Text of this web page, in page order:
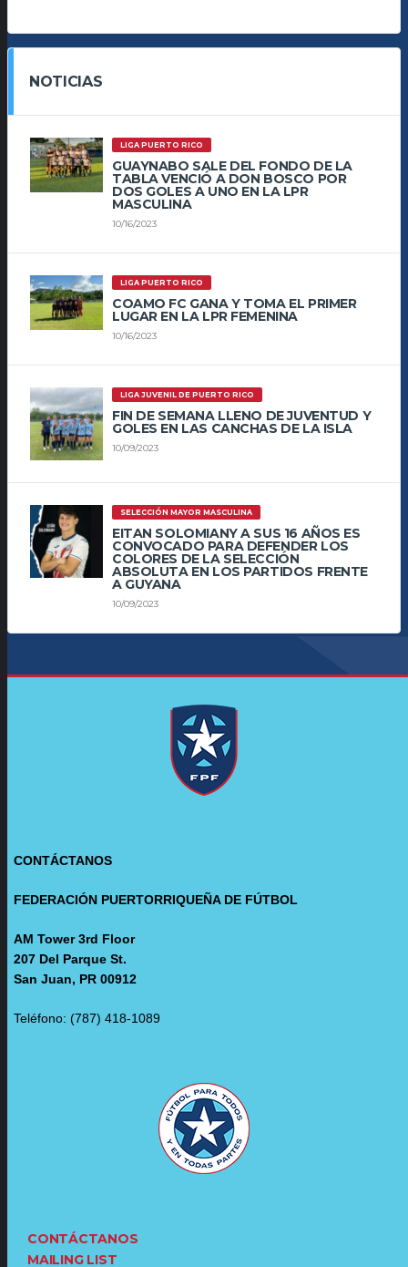
NOTICIAS
LIGA PUERTO RICO
GUAYNABO SALE DEL FONDO DE LA
TABLA VENCIÓ A DON BOSCO POR
DOS GOLES A UNO EN LA LPR
MASCULINA
10/16/2023
LIGA PUERTO RICO
COAMO FC GANA Y TOMA EL PRIMER
LUGAR EN LA LPR FEMENINA
10/16/2023
LIGA JUVENIL DE PUERTO RICO
FIN DE SEMANA LLENO DE JUVENTUD Y
GOLES EN LAS CANCHAS DE LA ISLA
10/09/2023
SELECCIÓN MAYOR MASCULINA
EITAN SOLOMIANY A SUS 16 AÑOS ES
CONVOCADO PARA DEFENDER LOS
COLORES DE LA SELECCIÓN
ABSOLUTA EN LOS PARTIDOS FRENTE
A GUYANA
10/09/2023
CONTÁCTANOS
FEDERACIÓN PUERTORRIQUEÑA DE FÚTBOL
AM Tower 3rd Floor
207 Del Parque St.
San Juan, PR 00912
Teléfono: (787) 418-1089
CONTÁCTANOS
MAILING LIST